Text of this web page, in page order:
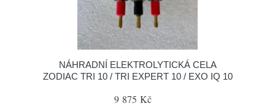
NÁHRADNÍ ELEKTROLYTICKÁ CELA
ZODIAC TRI 10 / TRI EXPERT 10 / EXO IQ 10
9 875 Kč